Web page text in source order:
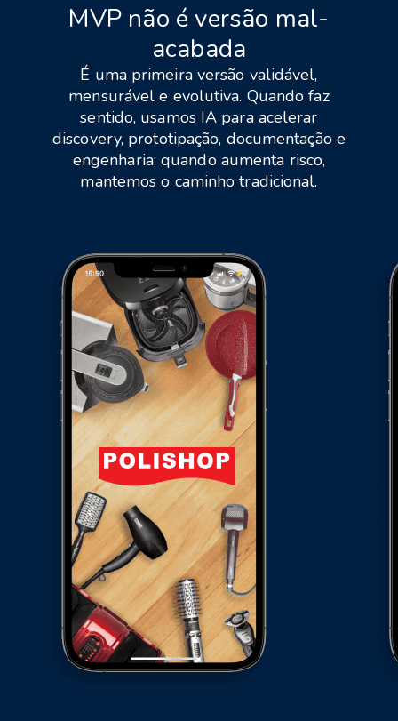
MVP não é versão mal-
acabada
É uma primeira versão validável,
mensurável e evolutiva. Quando faz
sentido, usamos IA para acelerar
discovery, prototipação, documentação e
engenharia; quando aumenta risco,
mantemos o caminho tradicional.